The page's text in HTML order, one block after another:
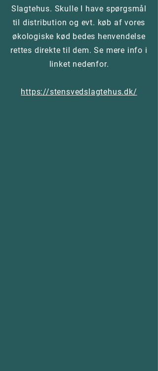
Slagtehus. Skulle I have spørgsmål
til distribution og evt. køb af vores
økologiske kød bedes henvendelse
rettes direkte til dem. Se mere info i
linket nedenfor.
https://stensvedslagtehus.dk/